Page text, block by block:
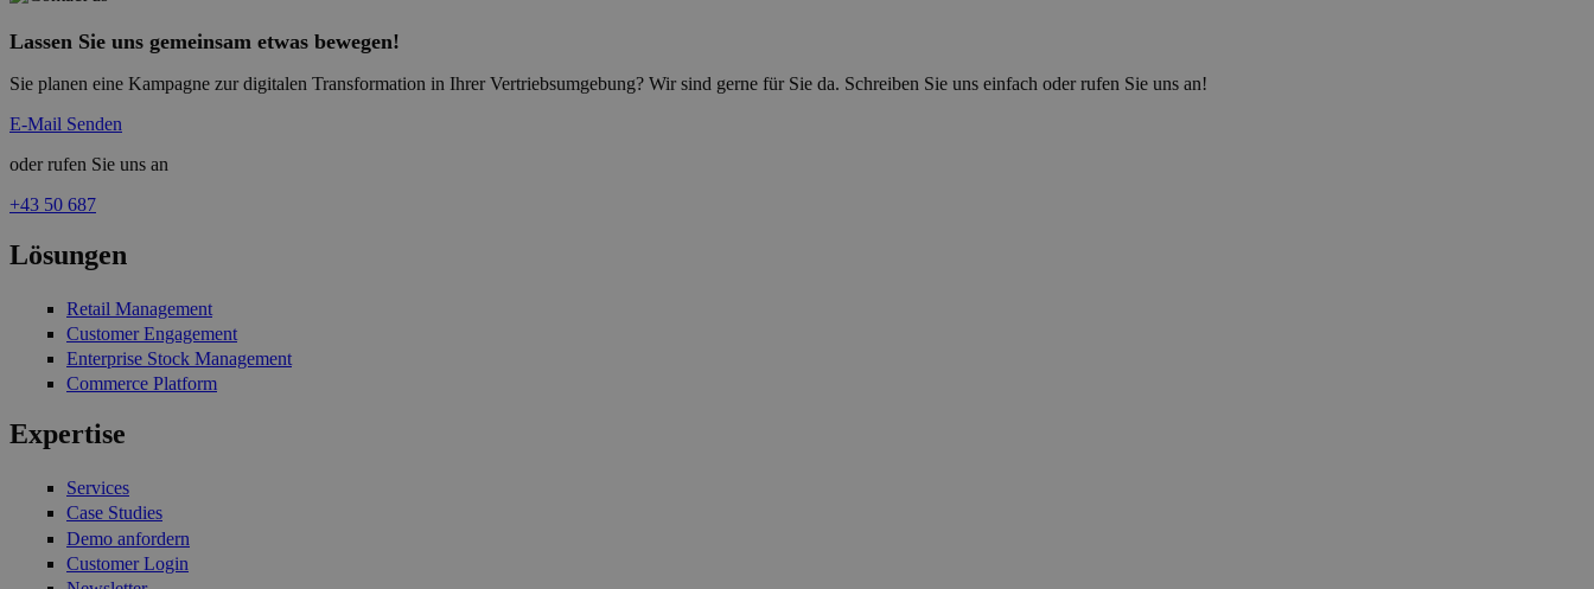
Lassen Sie uns gemeinsam etwas bewegen!
Sie planen eine Kampagne zur digitalen Transformation in Ihrer Vertriebsumgebung? Wir sind gerne für Sie da. Schreiben Sie uns einfach oder rufen Sie uns an!
E-Mail Senden
oder rufen Sie uns an
+43 50 687
Lösungen
Retail Management
Customer Engagement
Enterprise Stock Management
Commerce Platform
Expertise
Services
Case Studies
Demo anfordern
Customer Login